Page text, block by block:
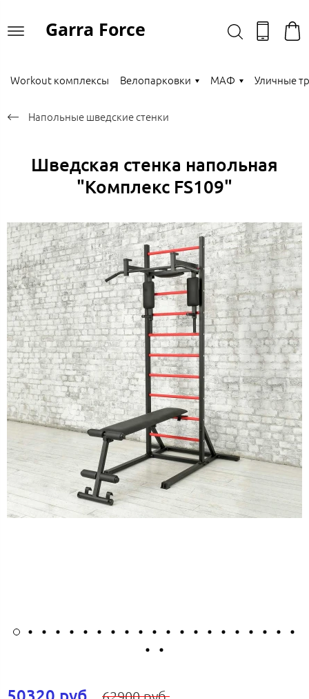
Garra Force
Workout комплексы Велопарковки МАФ Уличные
Напольные шведские стенки
Шведская стенка напольная
"Комплекс FS109"